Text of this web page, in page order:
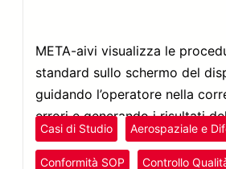
META-aivi visualizza le
standard sullo schermo del
guidando l’operatore nella
errori e generando i risultati
con una marcatura temporale.
Casi di Studio Aerospaziale e
Conformità SOP Controllo